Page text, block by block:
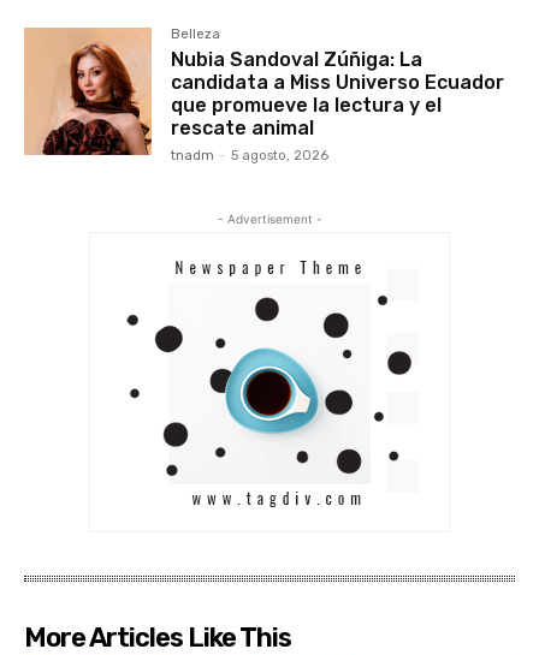
Belleza
Nubia Sandoval Zúñiga: La
candidata a Miss Universo Ecuador
que promueve la lectura y el
rescate animal
tnadm - 5 agosto, 2026
- Advertisement -
More Articles Like This